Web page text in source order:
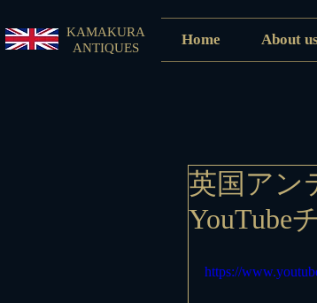
KAMAKURA
ANTIQUES
Home About
英国アン
YouTube
https://